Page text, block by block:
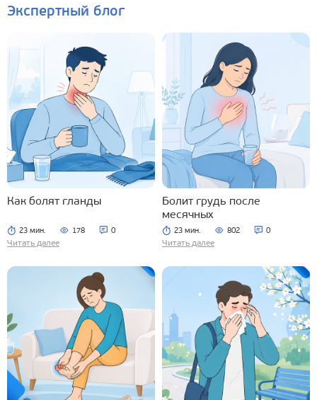
Экспертный блог
Как болят гланды
23 мин. 178 0
Читать далее
Болит грудь после
месячных
23 мин. 802 0
Читать далее